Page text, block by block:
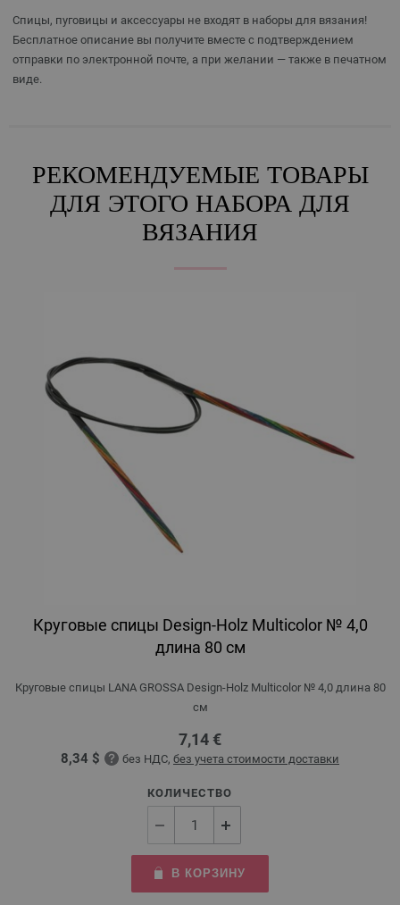
Спицы, пуговицы и аксессуары не входят в наборы для вязания!
Бесплатное описание вы получите вместе с подтверждением
отправки по электронной почте, а при желании — также в печатном
виде.
РЕКОМЕНДУЕМЫЕ ТОВАРЫ
ДЛЯ ЭТОГО НАБОРА ДЛЯ
ВЯЗАНИЯ
Круговые спицы Design-Holz Multicolor № 4,0
длина 80 см
Круговые спицы LANA GROSSA Design-Holz Multicolor № 4,0 длина 80
см
7,14 €
8,34 $ без НДС, без учета стоимости доставки
КОЛИЧЕСТВО
В КОРЗИНУ